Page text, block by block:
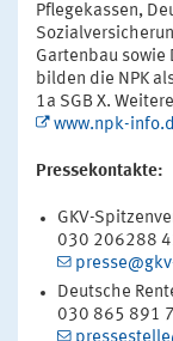
Pflegekassen,
Gartenbau sowie
bilden die NPK
1a SGB X.
www.npk-
Pressekontakte:
GKV-
030 206288
Deutsche
030 865 891